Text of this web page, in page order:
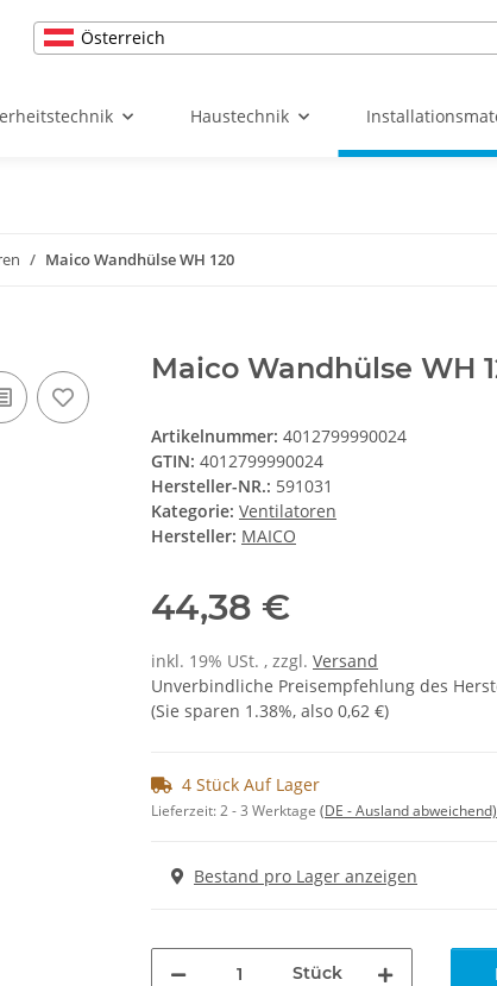
Österreich
Haustechnik
Maico Wandhülse WH 120
Maico Wandhülse WH
Artikelnummer: 4012799990024
GTIN: 4012799990024
Hersteller-NR.: 591031
Kategorie: Ventilatoren
Hersteller: MAICO
44,38 €
inkl. 19% USt. , zzgl. Versand
Unverbindliche Preisempfehlung des
(Sie sparen 1.38%, also 0,62 €)
4 Stück Auf Lager
Lieferzeit:2 - 3 Werktage (DE - Ausland abweichend)
Bestand pro Lager anzeigen
Stück